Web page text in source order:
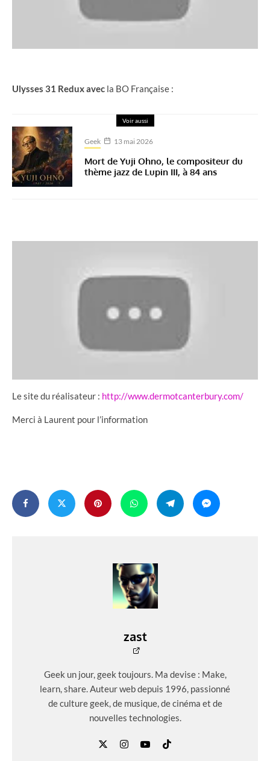
Ulysses 31 Redux avec la BO Française :
Voir aussi
Geek 13 mai 2026
Mort de Yuji Ohno, le compositeur du
thème jazz de Lupin III, à 84 ans
Le site du réalisateur : http://www.dermotcanterbury.com/
Merci à Laurent pour l’information
zast
Geek un jour, geek toujours. Ma devise : Make,
learn, share. Auteur web depuis 1996, passionné
de culture geek, de musique, de cinéma et de
nouvelles technologies.